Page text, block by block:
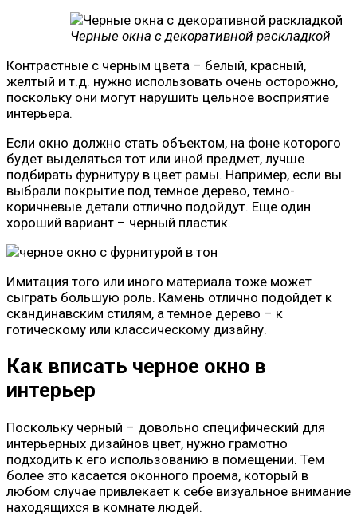
Черные окна с декоративной раскладкой
Контрастные с черным цвета – белый, красный,
желтый и т.д. нужно использовать очень осторожно,
поскольку они могут нарушить цельное восприятие
интерьера.
Если окно должно стать объектом, на фоне которого
будет выделяться тот или иной предмет, лучше
подбирать фурнитуру в цвет рамы. Например, если вы
выбрали покрытие под темное дерево, темно-
коричневые детали отлично подойдут. Еще один
хороший вариант – черный пластик.
Имитация того или иного материала тоже может
сыграть большую роль. Камень отлично подойдет к
скандинавским стилям, а темное дерево – к
готическому или классическому дизайну.
Как вписать черное окно в
интерьер
Поскольку черный – довольно специфический для
интерьерных дизайнов цвет, нужно грамотно
подходить к его использованию в помещении. Тем
более это касается оконного проема, который в
любом случае привлекает к себе визуальное внимание
находящихся в комнате людей.